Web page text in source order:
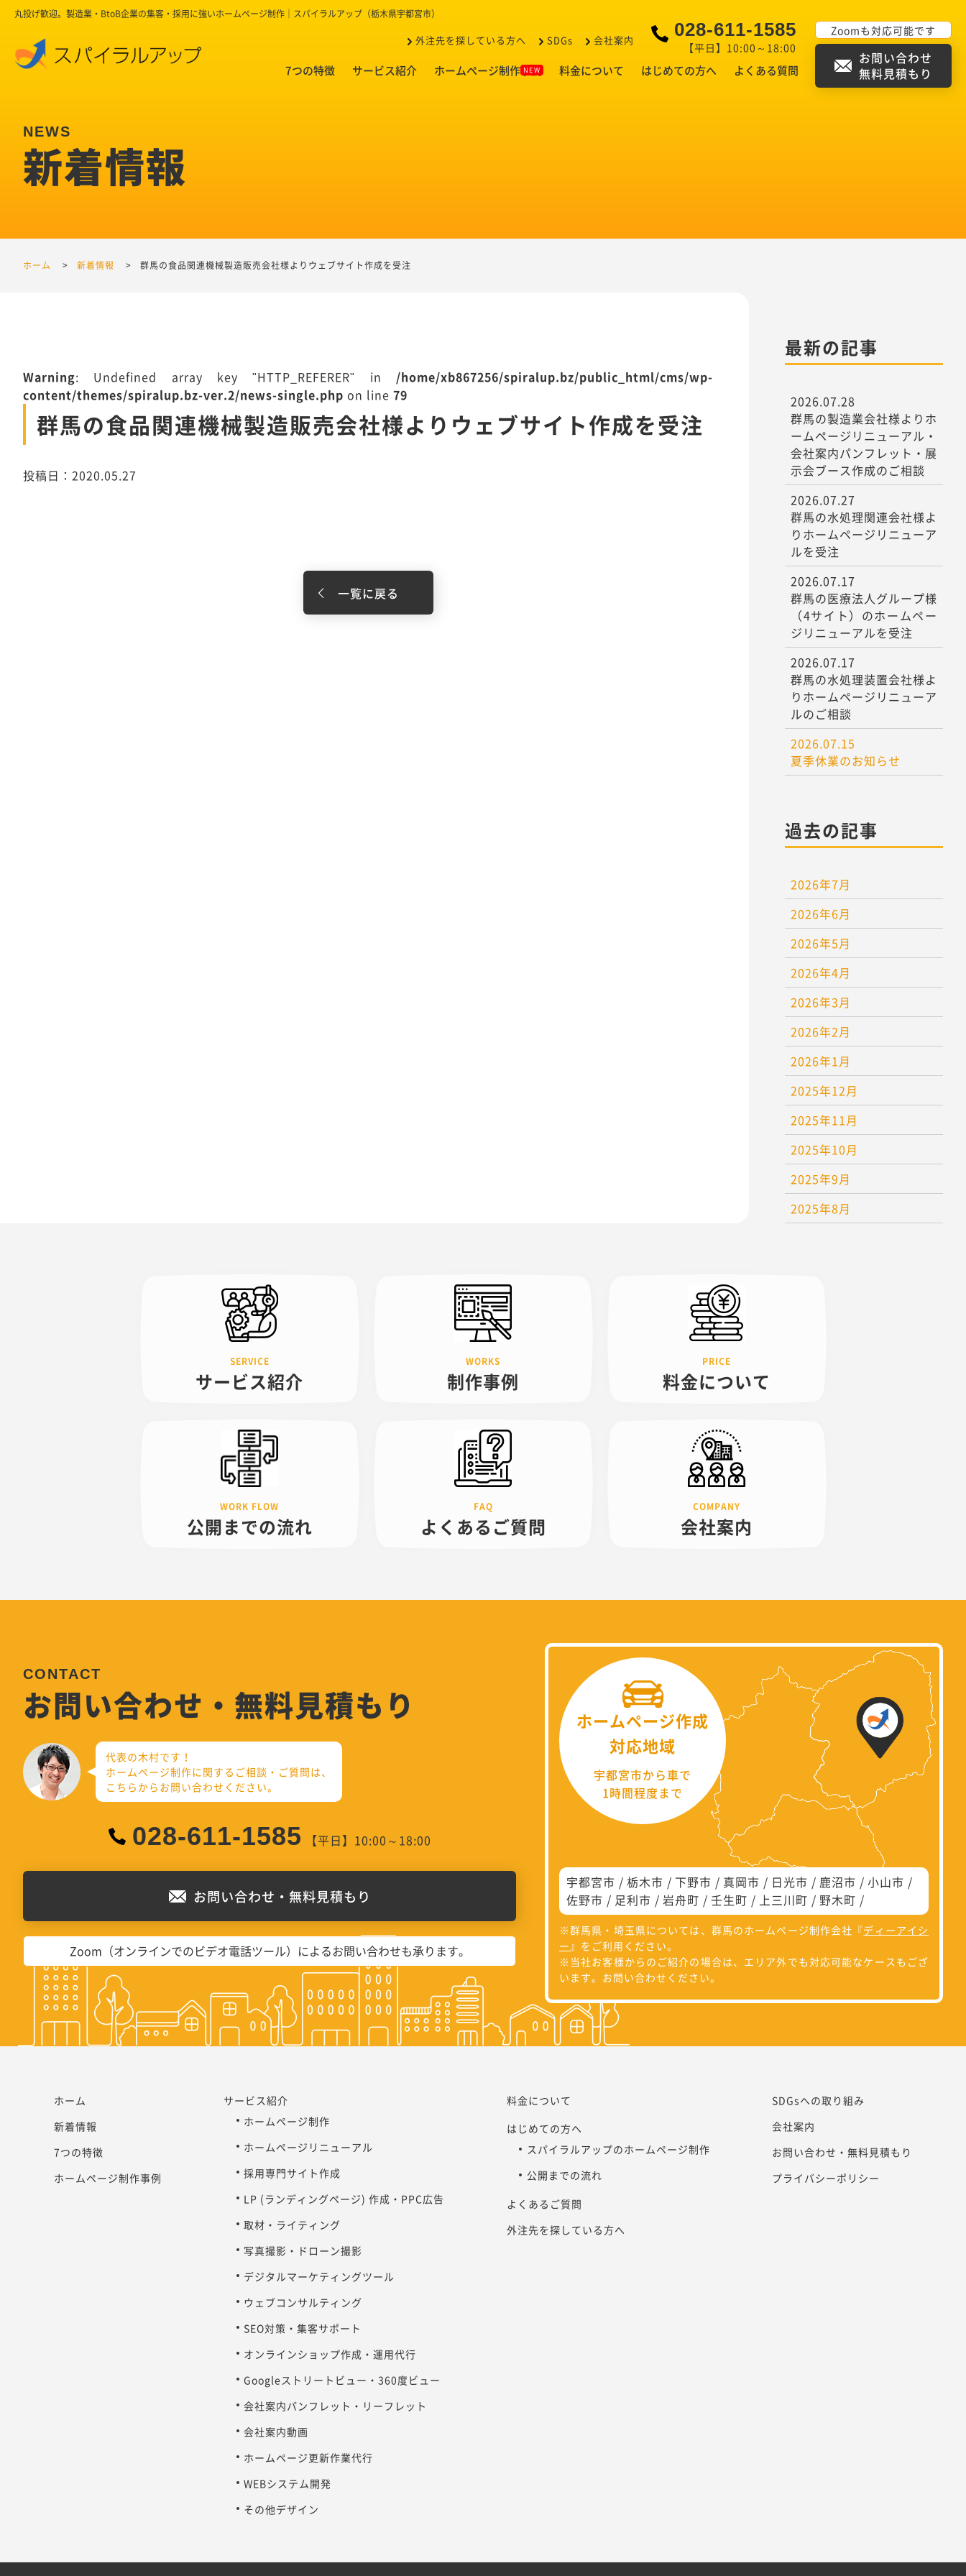
丸投げ歓迎。製造業・BtoB企業の集客・採用に強いホームページ制作｜スパイラルアップ（栃木県宇都宮市）
外注先を探している方へ SDGs 会社案内
028-611-1585
【平日】10:00～18:00
7つの特徴 サービス紹介 ホームページ制作事例 料金について はじめての方へ よくある質問
Zoomも対応可能です
お問い合わせ
無料見積もり
新着情報
ホーム 新着情報 群馬の食品関連機械製造販売会社様よりウェブサイト作成を受注
Warning: Undefined array key "HTTP_REFERER" in /home/xb867256/spiralup.bz/public_html/cms/wp-
content/themes/spiralup.bz-ver.2/news-single.php on line 79
群馬の食品関連機械製造販売会社様よりウェブサイト作成を受注
投稿日：2020.05.27
一覧に戻る
最新の記事
2026.07.28
群馬の製造業会社様よりホ
ームページリニューアル・
会社案内パンフレット・展
示会ブース作成のご相談
2026.07.27
群馬の水処理関連会社様よ
りホームページリニューア
ルを受注
2026.07.17
群馬の医療法人グループ様
（4サイト）のホームペー
ジリニューアルを受注
2026.07.17
群馬の水処理装置会社様よ
りホームページリニューア
ルのご相談
2026.07.15
夏季休業のお知らせ
過去の記事
2026年7月
2026年6月
2026年5月
2026年4月
2026年3月
2026年2月
2026年1月
2025年12月
2025年11月
2025年10月
2025年9月
2025年8月
サービス紹介 制作事例 料金について
公開までの流れ よくあるご質問 会社案内
お問い合わせ・無料見積もり
代表の木村です！
ホームページ制作に関するご相談・ご質問は、
こちらからお問い合わせください。
028-611-1585 【平日】10:00～18:00
お問い合わせ・無料見積もり
Zoom（オンラインでのビデオ電話ツール）によるお問い合わせも承ります。
ホームページ作成
対応地域
宇都宮市から車で
1時間程度まで
宇都宮市 栃木市 下野市 真岡市 日光市 鹿沼市
小山市
佐野市
足利市 岩舟町 壬生町 上三川町 野木町
※群馬県・埼玉県については、群馬のホームページ制作会社『ディーアイシ
ー』をご利用ください。
※当社お客様からのご紹介の場合は、エリア外でも対応可能なケースもござ
います。お問い合わせください。
ホーム
新着情報
7つの特徴
ホームページ制作事例
サービス紹介
ホームページ制作
ホームページリニューアル
採用専門サイト作成
LP (ランディングページ) 作成・PPC広告
取材・ライティング
写真撮影・ドローン撮影
デジタルマーケティングツール
ウェブコンサルティング
SEO対策・集客サポート
オンラインショップ作成・運用代行
Googleストリートビュー・360度ビュー
会社案内パンフレット・リーフレット
会社案内動画
ホームページ更新作業代行
WEBシステム開発
その他デザイン
料金について
はじめての方へ
スパイラルアップのホームページ制作
公開までの流れ
よくあるご質問
外注先を探している方へ
SDGsへの取り組み
会社案内
お問い合わせ・無料見積もり
プライバシーポリシー